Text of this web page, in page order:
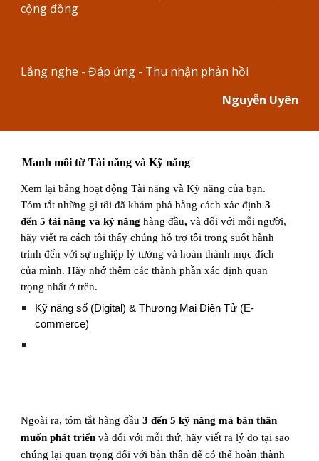
cộng đồng
Lắng nghe - Đáp ứng - Thu nhận phản hồi
Nguyễn Uyên
Manh mối từ Tài năng và Kỹ năng
Xem lại bảng hoạt động Tài năng và Kỹ năng của bạn.
Tóm tắt những gì tôi đã khám phá bằng cách xác định3
đến 5 tài năng và kỹ nănghàng đầu,và đối với mỗi người,
hãy viết ra cách tôi thấy chúng hỗ trợ tôi trong suốt hành
trình đến với sự nghiệp lý tưởng và hoàn thành mục đích
của mình. Hãy nhớ thêm các thành phần xác định quan
trọng nhất ở trên.
Kỹ năng số (Digital) & Thương Mại Điện Tử (E-
commerce)
Ngoài ra, tóm tắt hàng đầu3 đến 5 kỹ năng mà bản thân
muốn phát triểnvà đối với mỗi thứ, hãy viết ra lý do tại sao
chúng lại quan trọng đối với bản thân để có thể hoàn thành